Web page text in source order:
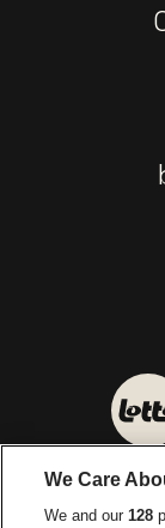
We Care
We and our128